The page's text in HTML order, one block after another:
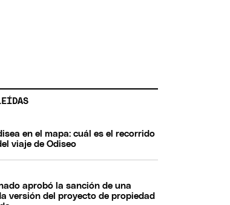
en el mapa: cuál es el recorrido
viaje de Odiseo
aprobó la sanción de una
versión del proyecto de propiedad